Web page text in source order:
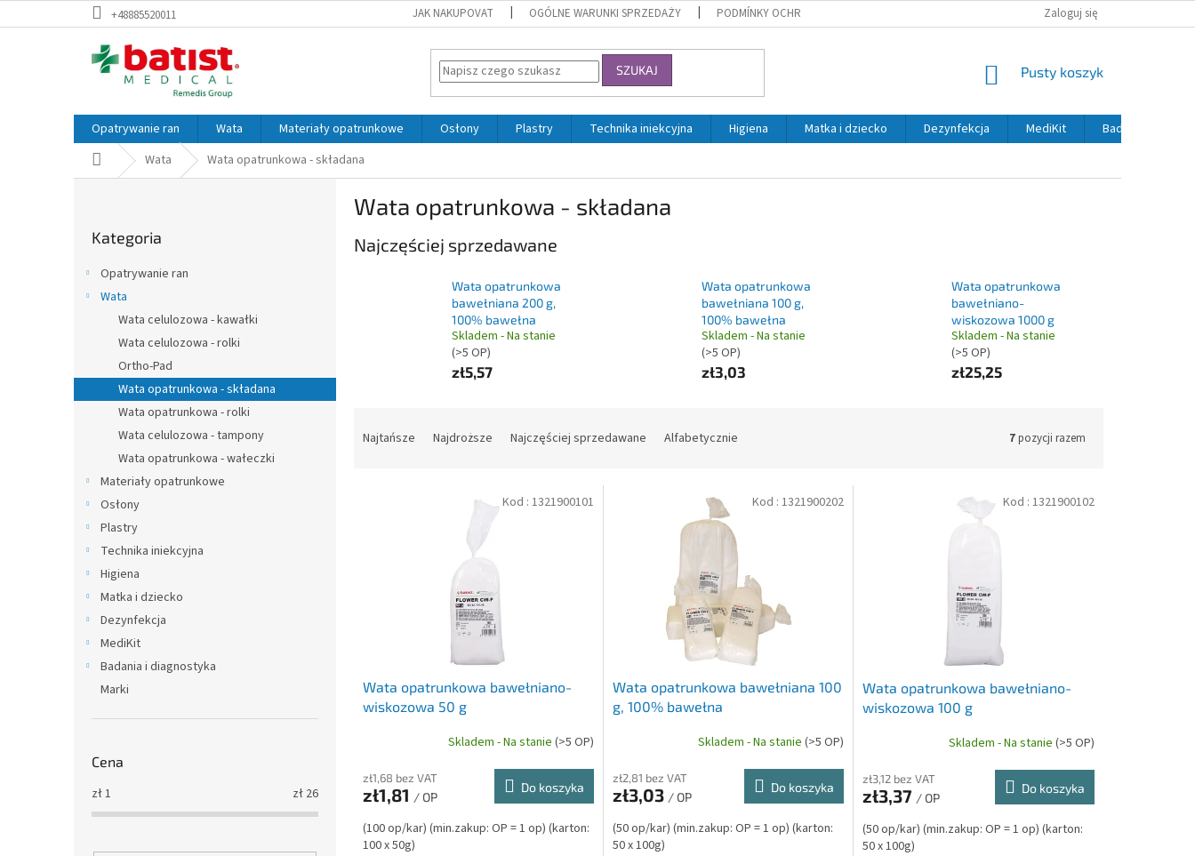
do
+48885520011 JAK NAKUPOVAT OGÓLNE WARUNKI SPRZEDAŻY PODMÍNKY OCHRANY OSOBNÍCH ÚDAJŮ Zaloguj się
SZUKAJ KOSZYK
Pusty koszyk
Opatrywanie ran Wata Materiały opatrunkowe Osłony Plastry Technika iniekcyjna Higiena Matka i dziecko Dezynfekcja MediKit
Badania i
Home Wata Wata opatrunkowa - składana
y
kategorie
Kategoria
Opatrywanie ran
Wata
Wata celulozowa - kawałki
Wata celulozowa - rolki
Ortho-Pad
Wata opatrunkowa - składana
Wata opatrunkowa - rolki
Wata celulozowa - tampony
Wata opatrunkowa - wałeczki
Materiały opatrunkowe
Osłony
Plastry
Technika iniekcyjna
Higiena
Matka i dziecko
Dezynfekcja
MediKit
Badania i diagnostyka
Marki
Cena
zł1 zł 26
Wata opatrunkowa - składana
Najczęściej sprzedawane
Wata opatrunkowa
bawełniana 200 g,
100% bawełna
Skladem - Na stanie
(>5 OP)
zł5,57
Wata opatrunkowa
bawełniana 100 g,
100% bawełna
Skladem - Na stanie
(>5 OP)
zł3,03
Wata opatrunkowa
bawełniano-
wiskozowa 1000 g
Skladem - Na stanie
(>5 OP)
zł25,25
Najtańsze Najdroższe Najczęściej sprzedawane Alfabetycznie 7pozycji razem
Wata opatrunkowa bawełniano-
wiskozowa 50 g
Skladem - Na stanie (>5 OP)
zł1,68 bez VAT
zł1,81 / OP
Do koszyka
(100 op/kar) (min.zakup: OP = 1 op) (karton:
100 x 50g)
Kod : 1321900101
Wata opatrunkowa bawełniana 100
g, 100% bawełna
Skladem - Na stanie (>5 OP)
zł2,81 bez VAT
zł3,03 / OP
Do koszyka
(50 op/kar) (min.zakup: OP = 1 op) (karton:
50 x 100g)
Kod : 1321900202
Wata opatrunkowa bawełniano-
wiskozowa 100 g
Skladem - Na stanie (>5 OP)
zł3,12 bez VAT
zł3,37 / OP
Do koszyka
(50 op/kar) (min.zakup: OP = 1 op) (karton:
50 x 100g)
Kod : 1321900102